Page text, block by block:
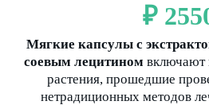
₽
Мягкие капсулы с
соевым лецитином включают
растения, прошедшие
нетрадиционных методов